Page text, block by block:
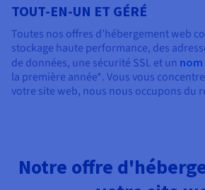
TOUT-EN-UN ET GÉRÉ
Toutes nos offres d’hébergement web
stockage haute performance, des
de données, une sécurité SSL et un
la première année*. Vous vous
votre site web, nous nous occupons du
Notre offre